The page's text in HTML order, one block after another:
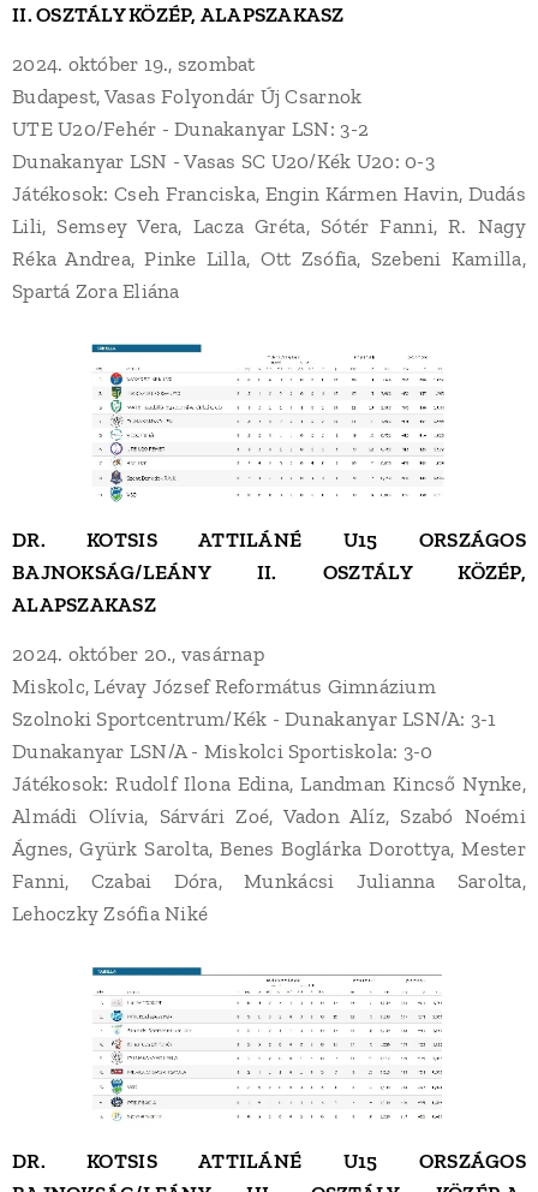
II. OSZTÁLY KÖZÉP, ALAPSZAKASZ
2024. október 19., szombat
Budapest, Vasas Folyondár Új Csarnok
UTE U20/Fehér - Dunakanyar LSN: 3-2
Dunakanyar LSN - Vasas SC U20/Kék U20: 0-3
Játékosok: Cseh Franciska, Engin Kármen Havin, Dudás
Lili, Semsey Vera, Lacza Gréta, Sótér Fanni, R. Nagy
Réka Andrea, Pinke Lilla, Ott Zsófia, Szebeni Kamilla,
Spartá Zora Eliána
DR. KOTSIS ATTILÁNÉ U15 ORSZÁGOS
BAJNOKSÁG/LEÁNYII. OSZTÁLY KÖZÉP,
ALAPSZAKASZ
2024. október 20., vasárnap
Miskolc, Lévay József Református Gimnázium
Szolnoki Sportcentrum/Kék - Dunakanyar LSN/A: 3-1
Dunakanyar LSN/A - Miskolci Sportiskola: 3-0
Játékosok: Rudolf Ilona Edina, Landman Kincső Nynke,
Almádi Olívia, Sárvári Zoé, Vadon Alíz, Szabó Noémi
Ágnes, Gyürk Sarolta, Benes Boglárka Dorottya, Mester
Fanni, Czabai Dóra, Munkácsi Julianna Sarolta,
Lehoczky Zsófia Niké
DR. KOTSIS ATTILÁNÉ U15 ORSZÁGOS